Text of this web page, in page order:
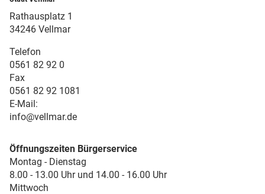
Rathausplatz 1
34246 Vellmar
Telefon
0561 82 92 0
Fax
0561 82 92 1081
E-Mail:
info@vellmar.de
Öffnungszeiten Bürgerservice
Montag - Dienstag
8.00 - 13.00 Uhr und 14.00 - 16.00 Uhr
Mittwoch